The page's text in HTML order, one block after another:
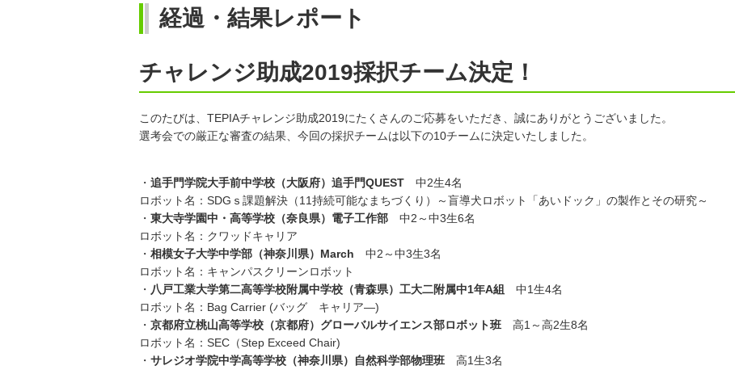
経過・結果レポート
チャレンジ助成2019採択チーム決定！
このたびは、TEPIAチャレンジ助成2019にたくさんのご応募をいただき、誠にありがとうございました。
選考会での厳正な審査の結果、今回の採択チームは以下の10チームに決定いたしました。
・ 追手門学院大手前中学校（大阪府）追手門QUEST 中2生4名
ロボット名：SDGｓ課題解決（11持続可能なまちづくり）～盲導犬ロボット「あいドック」の製作とその研究～
・ 東大寺学園中・高等学校（奈良県）電子工作部 中2～中3生6名
ロボット名：クワッドキャリア
・ 相模女子大学中学部（神奈川県）March 中2～中3生3名
ロボット名：キャンパスクリーンロボット
・ 八戸工業大学第二高等学校附属中学校（青森県）工大二附属中1年A組
中1生4名
ロボット名：Bag Carrier (バッグ キャリア―)
・ 京都府立桃山高等学校（京都府）グローバルサイエンス部ロボット班 高1～高2生8名
ロボット名：SEC（Step Exceed Chair)
・ サレジオ学院中学高等学校（神奈川県）自然科学部物理班 高1生3名